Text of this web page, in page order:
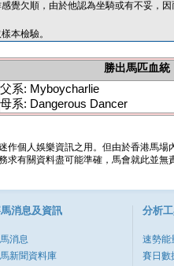
覺欠順，由於他認為坐騎或有不妥，
本檢驗。
勝出馬匹血統
父系: Myboycharlie
母系: Dangerous Dancer
作個人娛樂資訊之用。但由於香港馬
求有關資料盡可能準確，馬會就此並
消息及資訊
消息
新聞資料庫
分析
速勢能
賽日數